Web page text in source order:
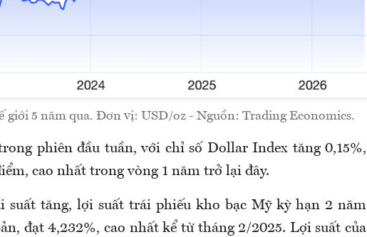
giới 5 năm qua. Đơn vị: USD/oz - Nguồn: Trading Economics.
phiên đầu tuần, với chỉ số Dollar Index tăng 0,15%,
cao nhất trong vòng 1 năm trở lại đây.
suất tăng, lợi suất trái phiếu kho bạc Mỹ kỳ hạn 2 năm
đạt 4,232%, cao nhất kể từ tháng 2/2025. Lợi suất của